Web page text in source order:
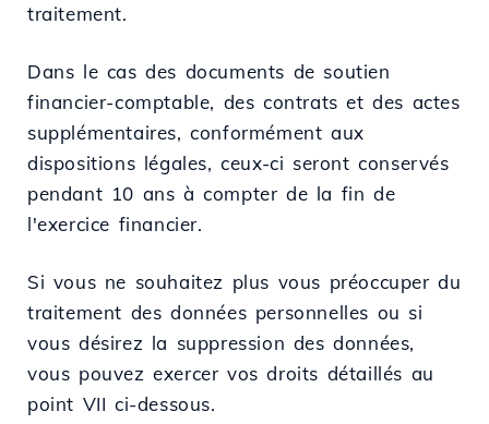
traitement.
Dans le cas des documents de soutien
financier-comptable, des contrats et des actes
supplémentaires, conformément aux
dispositions légales, ceux-ci seront conservés
pendant 10 ans à compter de la fin de
l'exercice financier.
Si vous ne souhaitez plus vous préoccuper du
traitement des données personnelles ou si
vous désirez la suppression des données,
vous pouvez exercer vos droits détaillés au
point VII ci-dessous.